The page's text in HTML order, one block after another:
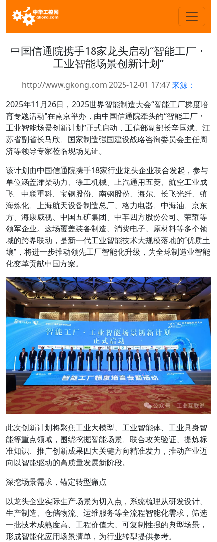
中国信通院携手18家龙头启动“智能工厂・
工业智能场景创新计划”
http://www.gkong.com 2025-12-01 17:47来源：
2025年11月26日，2025世界智能制造大会“智能工厂梯度培
育专题活动”在南京举办，由中国信通院牵头的“智能工厂・
工业智能场景创新计划”正式启动，工信部副部长辛国斌、江
苏省副省长马欣、国家制造强国建设战略咨询委员会主任周
济等领导专家莅临现场见证。
该计划由中国信通院携手18家行业龙头企业联合发起，参与
单位涵盖潍柴动力、徐工机械、上汽通用五菱、航空工业成
飞、中联重科、宝钢股份、南钢股份、海尔、长飞光纤、镇
海炼化、上海航天设备制造总厂、格力电器、中海油、京东
方、海康威视、中国五矿集团、中车四方股份公司、荣耀等
领军企业。这场覆盖装备制造、消费电子、原材料等多个领
域的跨界联动，是新一代工业智能技术大规模落地的“优质土
壤”，将进一步推动领先工厂智能化升级，为全球制造业智能
化变革贡献中国方案。
此次创新计划将聚焦工业大模型、工业智能体、工业具身智
能等重点领域，围绕挖掘智能场景、联合攻关验证、提炼标
准知识、推广创新成果四大关键方向精准发力，推动产业迈
向以智能驱动的高质量发展新阶段。
深挖场景需求，锚定转型痛点
以龙头企业实际生产场景为切入点，系统梳理从研发设计、
生产制造、仓储物流、运维服务等全流程智能化需求，筛选
一批技术成熟度高、工程价值大、可复制性强的典型场景，
形成智能化应用场景清单，为行业转型提供参考。